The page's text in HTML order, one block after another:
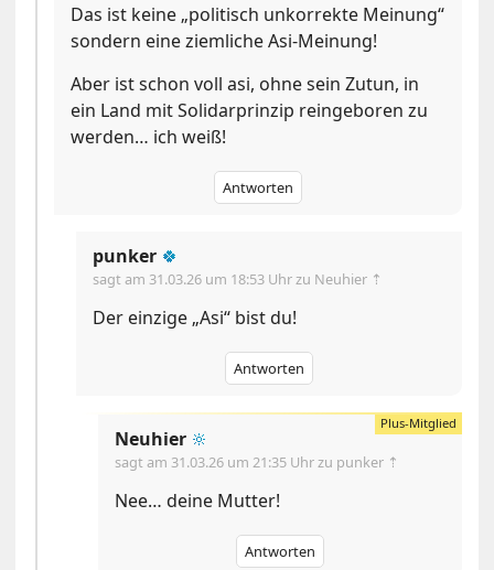
Das ist keine „politisch unkorrekte Meinung“
sondern eine ziemliche Asi-Meinung!
Aber ist schon voll asi, ohne sein Zutun, in
ein Land mit Solidarprinzip reingeboren zu
werden… ich weiß!
Antworten
punker 🍀
sagt am 31.03.26 um 18:53 Uhrzu Neuhier ⇡
Der einzige „Asi“ bist du!
Antworten
Neuhier 🔆
sagt am 31.03.26 um 21:35 Uhrzu punker ⇡
Nee… deine Mutter!
Antworten